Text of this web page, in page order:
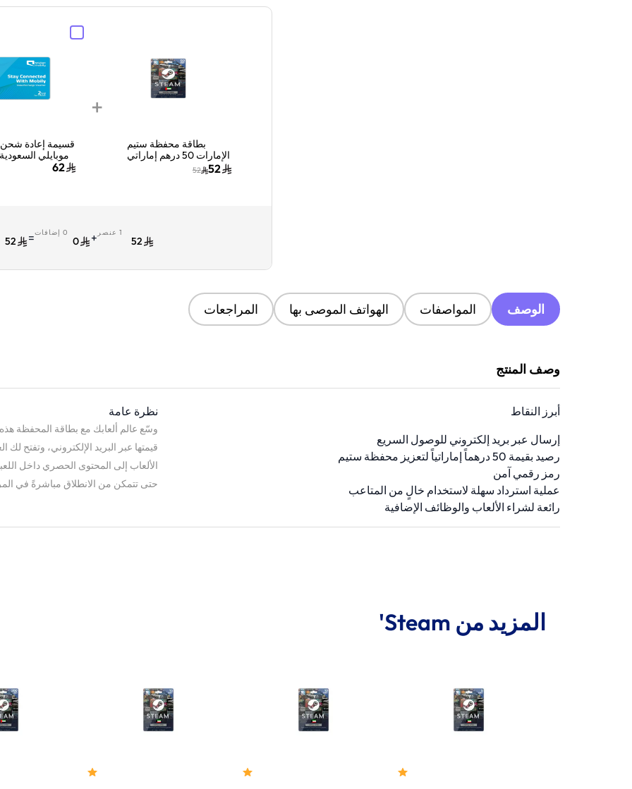
بطاقة محفظة ستيم
الإمارات 50 درهم إماراتي
إرسال الكود الرقمي
بالبريد الإلكتروني ألوان
52
52
+
قسيمة إعادة شحن
بايت لمدة شهر
62
1 عنصر
52
+ 0 إضافات
0
=
52
الوصف المواصفات الهواتف الموصى بها المراجعات
وصف المنتج
أبرز النقاط
إرسال عبر بريد إلكتروني للوصول السريع
رصيد بقيمة 50 درهماً إماراتياً لتعزيز محفظة ستيم
رمز رقمي آمن
عملية استرداد سهلة لاستخدام خالٍ من المتاعب
رائعة لشراء الألعاب والوظائف الإضافية
نظرة عامة
وسّع عالم ألعابك مع بطاقة المحفظة
قيمتها عبر البريد الإلكتروني، وتفتح
الألعاب إلى المحتوى الحصري داخل
حتى تتمكن من الانطلاق مباشرةً في
المزيد من Steam'